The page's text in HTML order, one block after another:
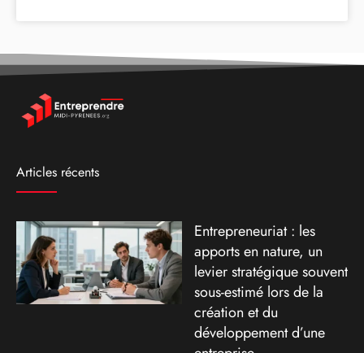
Articles récents
Entrepreneuriat : les
apports en nature, un
levier stratégique souvent
sous-estimé lors de la
création et du
développement d’une